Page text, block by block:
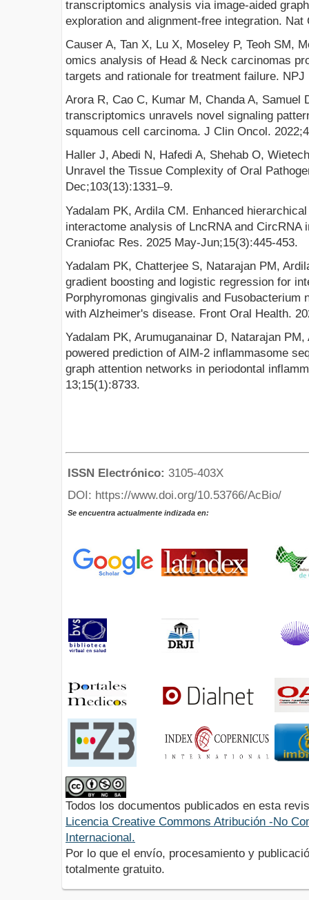
transcriptomics analysis via image-aided
exploration and alignment-free integration. Nat
Causer A, Tan X, Lu X, Moseley P, Teoh SM,
omics analysis of Head & Neck carcinomas
targets and rationale for treatment failure.
Arora R, Cao C, Kumar M, Chanda A, Samuel
transcriptomics unravels novel signaling
squamous cell carcinoma. J Clin Oncol.
Haller J, Abedi N, Hafedi A, Shehab O,
Unravel the Tissue Complexity of Oral
Dec;103(13):1331–9.
Yadalam PK, Ardila CM. Enhanced
interactome analysis of LncRNA and
Craniofac Res. 2025 May-Jun;15(3):445-453.
Yadalam PK, Chatterjee S, Natarajan PM,
gradient boosting and logistic regression for
Porphyromonas gingivalis and Fusobacterium
with Alzheimer's disease. Front Oral Health.
Yadalam PK, Arumuganainar D, Natarajan
powered prediction of AIM-2 inflammasome
graph attention networks in periodontal
13;15(1):8733.
ISSN Electrónico: 3105-403X
DOI: https://www.doi.org/10.53766/AcBio/
Se encuentra actualmente indizada en:
Todos los documentos publicados en esta
Licencia Creative Commons Atribución -No
Internacional.
Por lo que el envío, procesamiento y
totalmente gratuito.